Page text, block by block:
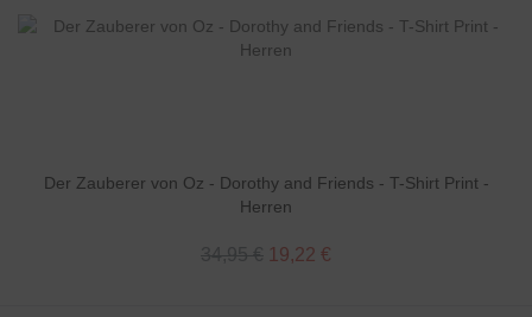
Der Zauberer von Oz - Dorothy and Friends - T-Shirt Print -
Herren
19,22 €